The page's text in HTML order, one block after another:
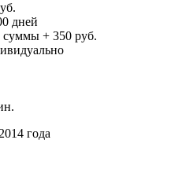
дней
+ 350 руб.
года